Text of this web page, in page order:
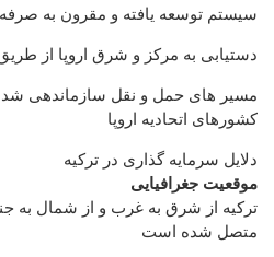
سیستم توسعه یافته و مقرون به
دستیابی به مرکز و شرق اروپا از
مسیر های حمل و نقل سازماندهی
کشورهای اتحادیه اروپا
دلایل سرمایه گذاری در ترکیه
موقعیت جغرافیایی
ترکیه از شرق به غرب و از شمال به
متصل شده است